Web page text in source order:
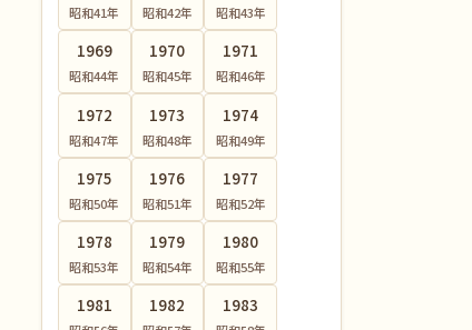
昭和41年 昭和42年 昭和43年
1969
昭和44年
1970
昭和45年
1971
昭和46年
1972
昭和47年
1973
昭和48年
1974
昭和49年
1975
昭和50年
1976
昭和51年
1977
昭和52年
1978
昭和53年
1979
昭和54年
1980
昭和55年
1981 1982 1983